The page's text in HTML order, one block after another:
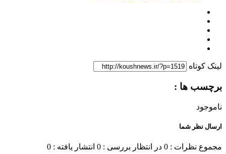
لینک کوتاه
برچسب ها :
ناموجود
ارسال نظر شما
مجموع نظرات : 0 در انتظار بررسی : 0 انتشار یافته : 0